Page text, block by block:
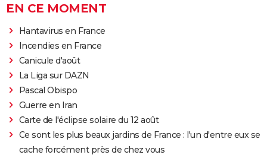
EN CE MOMENT
Hantavirus en France
Incendies en France
Canicule d'août
La Liga sur DAZN
Pascal Obispo
Guerre en Iran
Carte de l'éclipse solaire du 12 août
Ce sont les plus beaux jardins de France : l'un d'entre eux se
cache forcément près de chez vous